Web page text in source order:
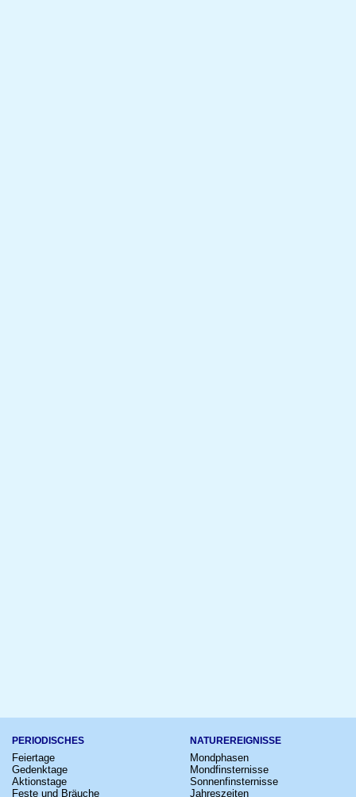
PERIODISCHES
Feiertage
Gedenktage
Aktionstage
Feste und Bräuche
NATUREREIGNISSE
Mondphasen
Mondfinsternisse
Sonnenfinsternisse
Jahreszeiten